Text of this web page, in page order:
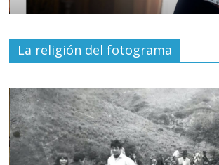
La religión del fotograma